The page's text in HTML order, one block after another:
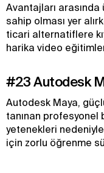
Avantajları
sahip olması yer
ticari alternatiflere
harika video
#23 Autodesk
Autodesk Maya,
tanınan profesyonel
yetenekleri
için zorlu öğrenme